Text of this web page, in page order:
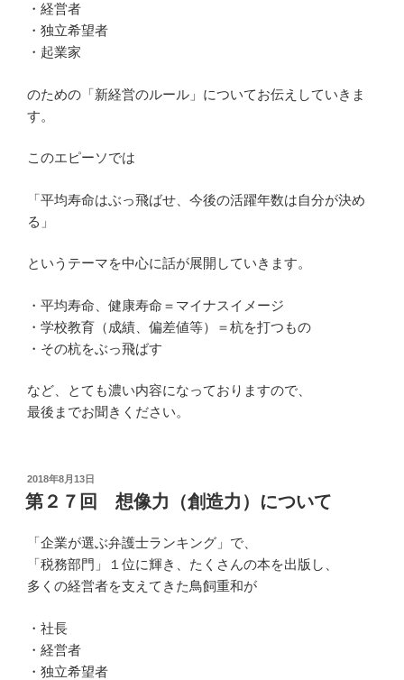
・経営者
・独立希望者
・起業家
のための「新経営のルール」についてお伝えしていきま
す。
このエピーソでは
「平均寿命はぶっ飛ばせ、今後の活躍年数は自分が決め
る」
というテーマを中心に話が展開していきます。
・平均寿命、健康寿命＝マイナスイメージ
・学校教育（成績、偏差値等）＝杭を打つもの
・その杭をぶっ飛ばす
など、とても濃い内容になっておりますので、
最後までお聞きください。
投
稿
日:
2018年8月13日
第２７回 想像力（創造力）について
「企業が選ぶ弁護士ランキング」で、
「税務部門」１位に輝き、たくさんの本を出版し、
多くの経営者を支えてきた鳥飼重和が
・社長
・経営者
・独立希望者